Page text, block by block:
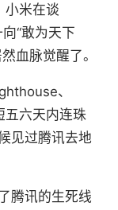
小米在谈
“敢为天下
血脉觉醒了。
、
六天内连珠
见过腾讯去地
腾讯的生死线